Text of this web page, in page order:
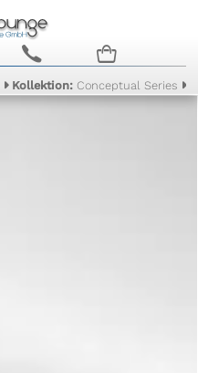
c n
Kollektion:Conceptual Series